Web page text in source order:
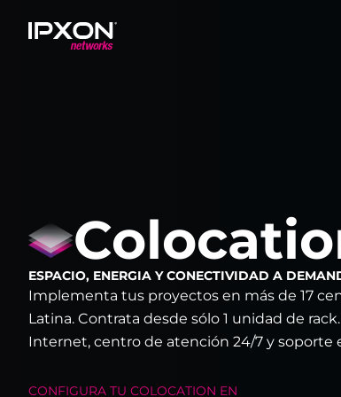
Header
ESPACIO, ENERGIA Y CONECTIVIDAD A
Implementa tus proyectos en más de 17
Latina. Contrata desde sólo 1 unidad de
Internet, centro de atención 24/7 y soporte
CONFIGURA TU COLOCATION EN